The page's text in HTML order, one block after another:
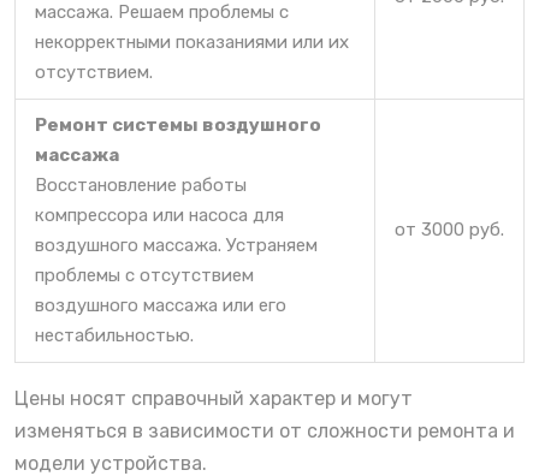
массажа. Решаем проблемы с
некорректными показаниями или их
отсутствием.
Ремонт системы воздушного
массажа
Восстановление работы
компрессора или насоса для
воздушного массажа. Устраняем
проблемы с отсутствием
воздушного массажа или его
нестабильностью.
от 3000 руб.
Цены носят справочный характер и могут
изменяться в зависимости от сложности ремонта и
модели устройства.